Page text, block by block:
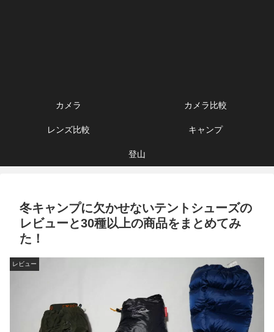
カメラ カメラ比較
レンズ比較 キャンプ
登山
冬キャンプに欠かせないテントシューズの
レビューと30種以上の商品をまとめてみ
た！
レビュー